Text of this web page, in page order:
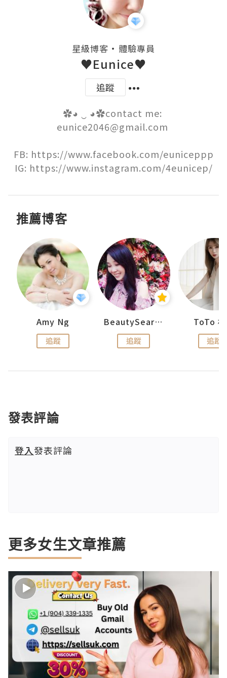
星級博客 ・ 體驗專員
♥Eunice♥
追蹤
✿◕ ‿ ◕✿contact me:
eunice2046@gmail.com
FB: https://www.facebook.com/euniceppp
IG: https://www.instagram.com/4eunicep/
推薦博客
Amy Ng
追蹤
BeautySearch
追蹤
ToTo
追蹤
發表評論
登入發表評論
更多女生文章推薦